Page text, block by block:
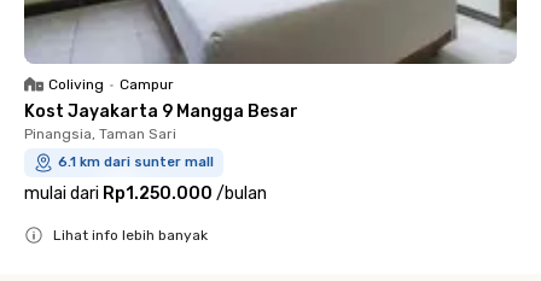
Coliving • Campur
Kost Jayakarta 9 Mangga Besar
Pinangsia, Taman Sari
6.1 km dari sunter mall
mulai dari Rp1.250.000 /bulan
Lihat info lebih banyak